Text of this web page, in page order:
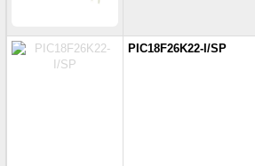
PIC18F26K22-I/SP